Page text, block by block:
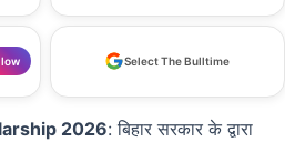
Select The Bulltime
2026: बिहार सरकार के द्वारा